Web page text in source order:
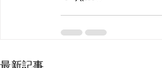
最新記事